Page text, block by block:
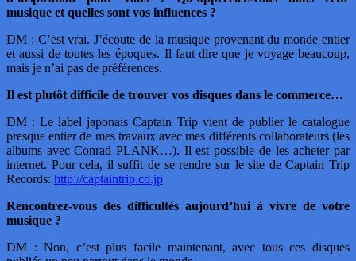
musique et quelles sont vos influences ?
DM : C’est vrai. J’écoute de la musique provenant du monde entier
et aussi de toutes les époques. Il faut dire que je voyage beaucoup,
mais je n’ai pas de préférences.
Il est plutôt difficile de trouver vos disques dans le commerce…
DM : Le label japonais Captain Trip vient de publier le catalogue
presque entier de mes travaux avec mes différents collaborateurs (les
albums avec Conrad PLANK…). Il est possible de les acheter par
internet. Pour cela, il suffit de se rendre sur le site de Captain Trip
Records: http://captaintrip.co.jp
Rencontrez-vous des difficultés aujourd’hui à vivre de votre
musique ?
DM : Non, c’est plus facile maintenant, avec tous ces disques